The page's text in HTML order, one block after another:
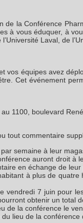
la Conférence
à vous éduquer, à
Laval, de
équipes avez
Cet événement
1100, boulevard
commentaire
semaine à leur
auront droit
en échange de leur
à plus de
7 juin pour
obtenir un total
la conférence le
lieu de la